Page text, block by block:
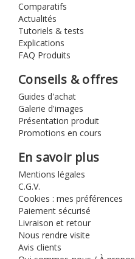
Comparatifs
Actualités
Tutoriels & tests
Explications
FAQ Produits
Conseils & offres
Guides d'achat
Galerie d'images
Présentation produit
Promotions en cours
En savoir plus
Mentions légales
C.G.V.
Cookies : mes préférences
Paiement sécurisé
Livraison et retour
Nous rendre visite
Avis clients